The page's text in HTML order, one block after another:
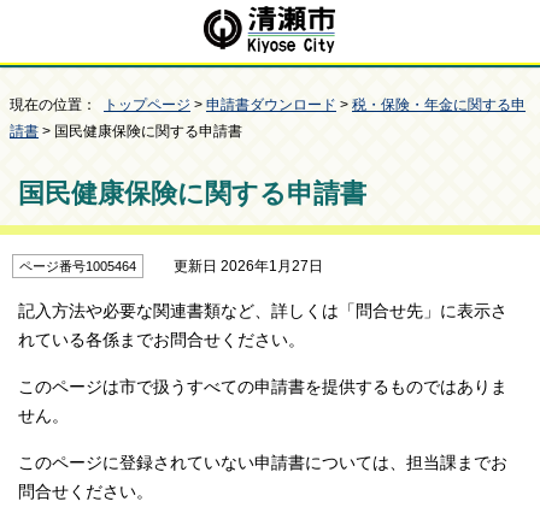
現在の位置： トップページ > 申請書ダウンロード > 税・保険・年金に関する申
請書 > 国民健康保険に関する申請書
国民健康保険に関する申請書
ページ番号1005464 更新日 2026年1月27日
記入方法や必要な関連書類など、詳しくは「問合せ先」に表示さ
れている各係までお問合せください。
このページは市で扱うすべての申請書を提供するものではありま
せん。
このページに登録されていない申請書については、担当課までお
問合せください。